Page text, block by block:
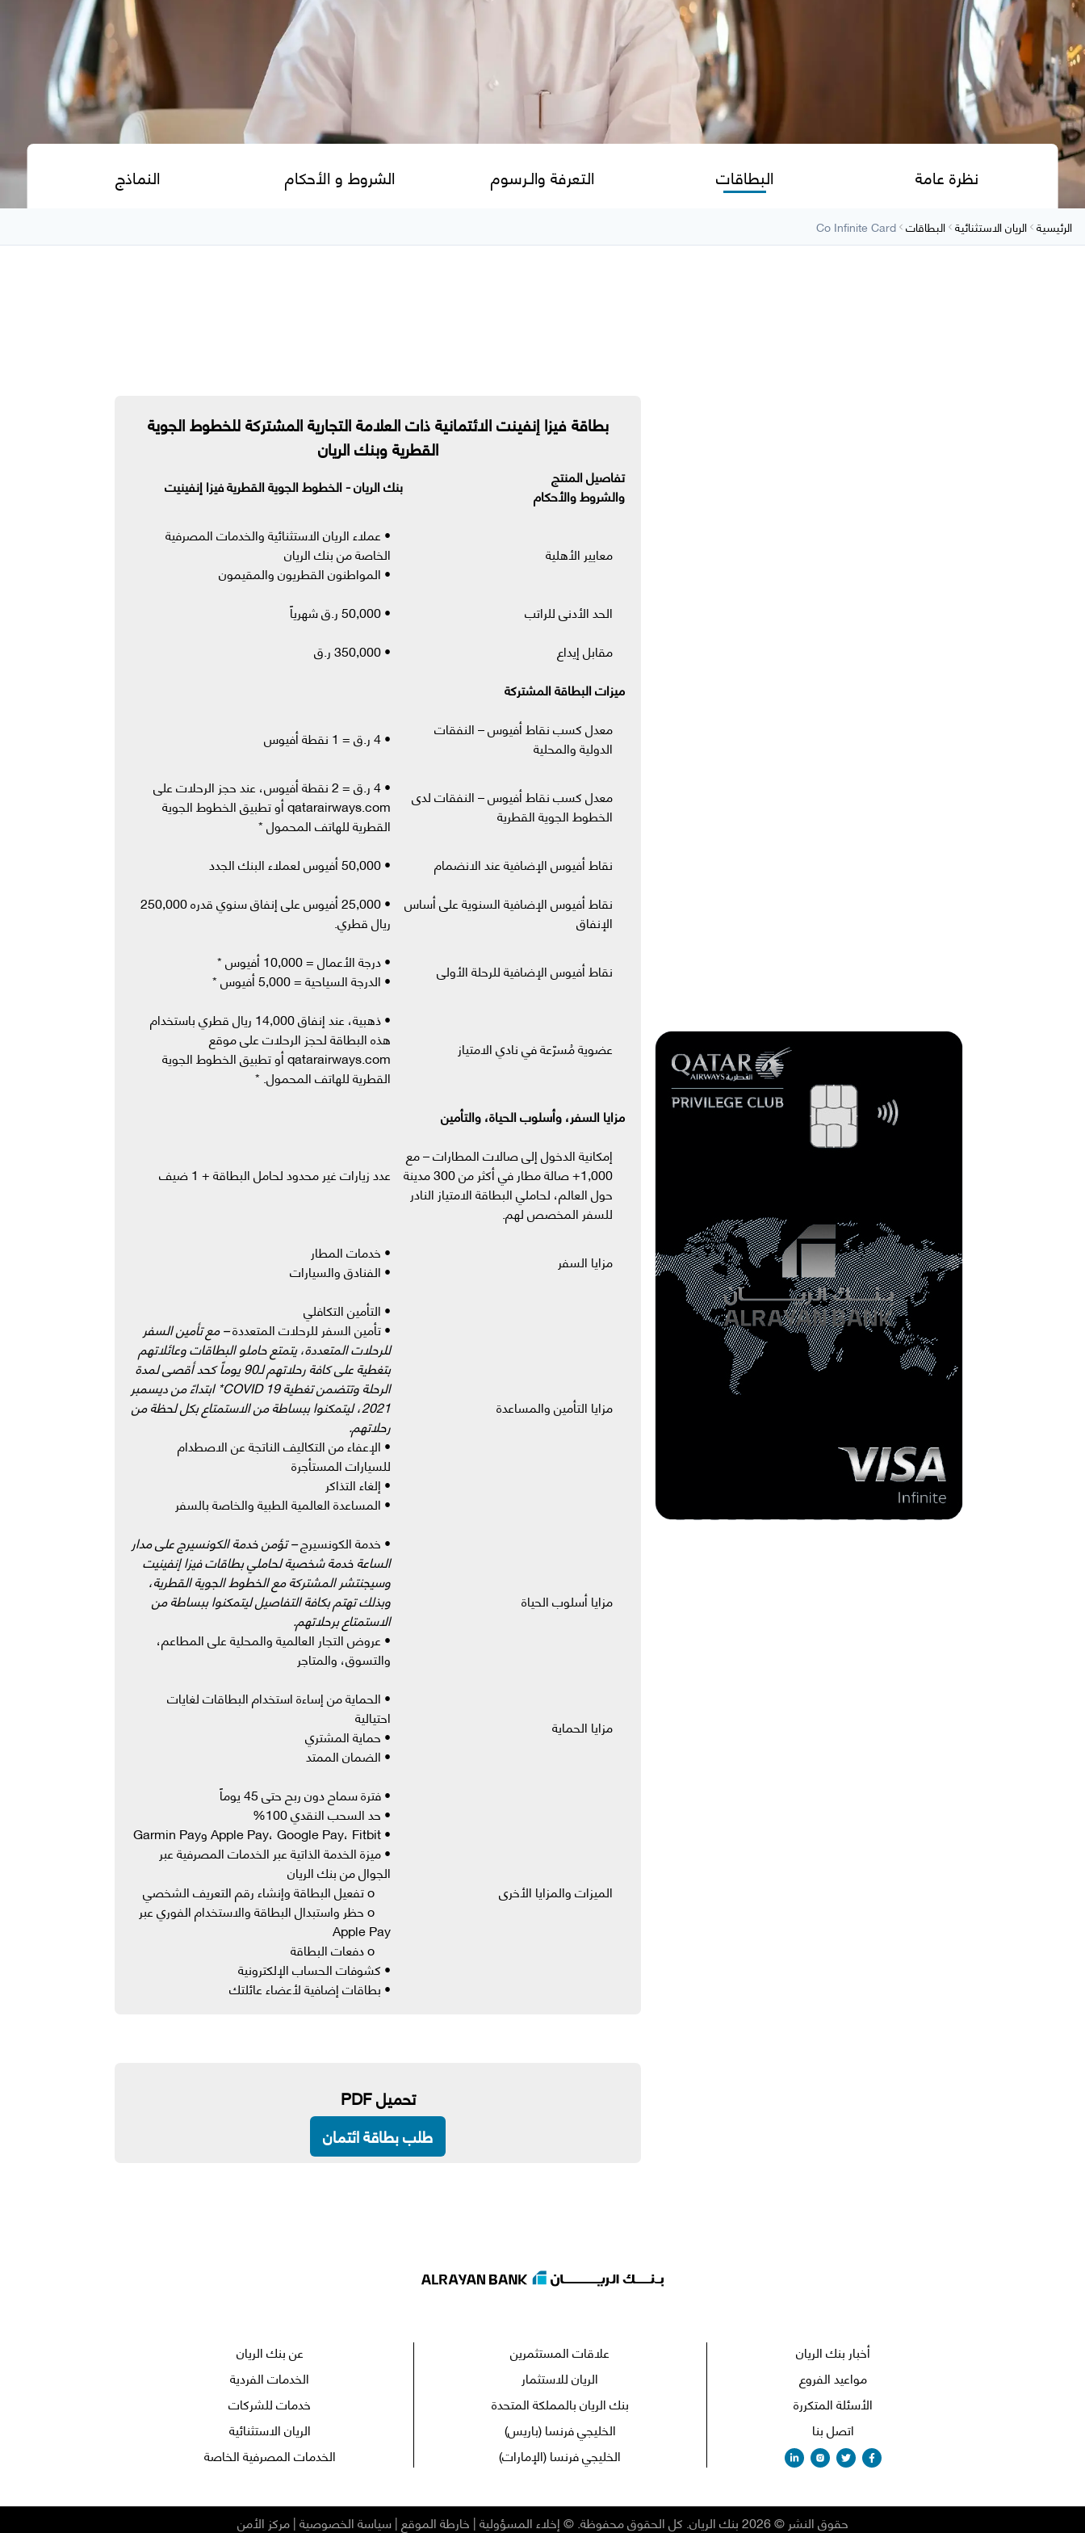
نظرة عامة البطاقات التعرفة والـرسوم الشروط و الأحكام النماذج
الرئيسية الريان الاستثنائية البطاقات Co Infinite Card
بطاقة فيزا إنفينت الائتمانية ذات العلامة التجارية المشتركة للخطوط الجوية
القطرية وبنك الريان
تفاصيل المنتج
والشروط والأحكام
بنك الريان - الخطوط الجوية القطرية فيزا إنفينيت
معايير الأهلية
• عملاء الريان الاستثنائية والخدمات المصرفية
الخاصة من بنك الريان
• المواطنون القطريون والمقيمون
الحد الأدنى للراتب
• 50,000 ر.ق شهرياً
مقابل إيداع
• 350,000 ر.ق
ميزات البطاقة المشتركة
معدل كسب نقاط أفيوس – النفقات
الدولية والمحلية
• 4 ر.ق = 1 نقطة أفيوس
معدل كسب نقاط أفيوس – النفقات لدى
الخطوط الجوية القطرية
• 4 ر.ق = 2 نقطة أفيوس، عند حجز الرحلات على
qatarairways.com أو تطبيق الخطوط الجوية
القطرية للهاتف المحمول *
نقاط أفيوس الإضافية عند الانضمام
• 50,000 أفيوس لعملاء البنك الجدد
نقاط أفيوس الإضافية السنوية على أساس
الإنفاق
• 25,000 أفيوس على إنفاق سنوي قدره 250,000
ريال قطري.
نقاط أفيوس الإضافية للرحلة الأولى
• درجة الأعمال = 10,000 أفيوس *
• الدرجة السياحية = 5,000 أفيوس *
عضوية مُسرّعة في نادي الامتياز
• ذهبية، عند إنفاق 14,000 ريال قطري باستخدام
هذه البطاقة لحجز الرحلات على موقع
qatarairways.com أو تطبيق الخطوط الجوية
القطرية للهاتف المحمول. *
مزايا السفر، وأسلوب الحياة، والتأمين
إمكانية الدخول إلى صالات المطارات – مع
1,000+ صالة مطار في أكثر من 300 مدينة
حول العالم، لحاملي البطاقة الامتياز النادر
للسفر المخصص لهم.
عدد زيارات غير محدود لحامل البطاقة + 1 ضيف
مزايا السفر
• خدمات المطار
• الفنادق والسيارات
مزايا التأمين والمساعدة
• التأمين التكافلي
• تأمين السفر للرحلات المتعددة– مع تأمين السفر
للرحلات المتعددة، يتمتع حاملو البطاقات وعائلاتهم
بتغطية على كافة رحلاتهم لـ90 يوماً كحد أقصى لمدة
الرحلة وتتضمن تغطية COVID 19* ابتداءً من ديسمبر
2021، ليتمكنوا ببساطة من الاستمتاع بكل لحظة من
رحلاتهم.
• الإعفاء من التكاليف الناتجة عن الاصطدام
للسيارات المستأجرة
• إلغاء التذاكر
• المساعدة العالمية الطبية والخاصة بالسفر
مزايا أسلوب الحياة
• خدمة الكونسيرج– تؤمن خدمة الكونسيرج على مدار
الساعة خدمة شخصية لحاملي بطاقات فيزا إنفينيت
وسيجنتشر المشتركة مع الخطوط الجوية القطرية،
وبذلك تهتم بكافة التفاصيل ليتمكنوا ببساطة من
الاستمتاع برحلاتهم.
• عروض التجار العالمية والمحلية على المطاعم،
والتسوق، والمتاجر
مزايا الحماية
• الحماية من إساءة استخدام البطاقات لغايات
احتيالية
• حماية المشتري
• الضمان الممتد
الميزات والمزايا الأخرى
• فترة سماح دون ربح حتى 45 يوماً
• حد السحب النقدي 100%
• Apple Pay، Google Pay، Fitbit وGarmin Pay
• ميزة الخدمة الذاتية عبر الخدمات المصرفية عبر
الجوال من بنك الريان
o حظر واستبدال البطاقة والاستخدام الفوري عبر
Apple Pay
• كشوفات الحساب الإلكترونية
• بطاقات إضافية لأعضاء عائلتك
تحميل PDF
طلب بطاقة ائتمان
أخبار بنك الريان
مواعيد الفروع
الأسئلة المتكررة
اتصل بنا
علاقات المستثمرين
الريان للاستثمار
بنك الريان بالمملكة المتحدة
الخليجي فرنسا (باريس)
الخليجي فرنسا (الإمارات)
عن بنك الريان
الخدمات الفردية
خدمات للشركات
الريان الاستثنائية
الخدمات المصرفية الخاصة
حقوق النشر ©
2026بنك الريان. كل الحقوق محفوظة. ©إخلاء المسؤولية| خارطة الموقع|سياسة الخصوصية|مركز الأمن